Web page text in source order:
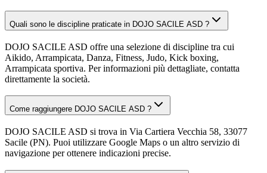
Quali sono le discipline praticate in DOJO SACILE ASD ?
DOJO SACILE ASD offre una selezione di discipline tra cui
Aikido, Arrampicata, Danza, Fitness, Judo, Kick boxing,
Arrampicata sportiva. Per informazioni più dettagliate, contatta
direttamente la società.
Come raggiungere DOJO SACILE ASD ?
DOJO SACILE ASD si trova in Via Cartiera Vecchia 58, 33077
Sacile (PN). Puoi utilizzare Google Maps o un altro servizio di
navigazione per ottenere indicazioni precise.